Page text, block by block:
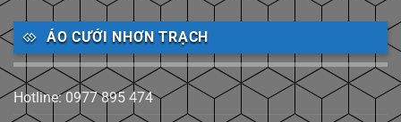
ÁO CƯỚI NHƠN TRẠCH
Hotline: 0977 895 474